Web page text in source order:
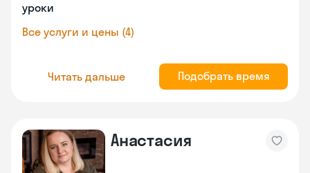
уроки
Все услуги и цены (4)
Читать дальше Подобрать время
Анастасия